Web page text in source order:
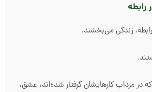
رابطه
رابطه، زندگی می‌بخشند.
در مرداب کارهایشان گرفتار شده‌اند، عشق،